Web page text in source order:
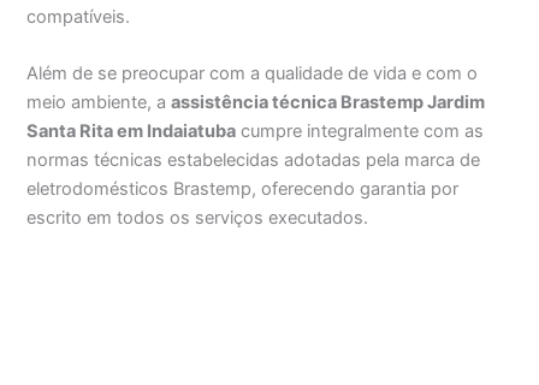
compatíveis.
Além de se preocupar com a qualidade de vida e com o
meio ambiente, aassistência técnica Brastemp Jardim
Santa Rita em Indaiatuba cumpre integralmente com as
normas técnicas estabelecidas adotadas pela marca de
eletrodomésticos Brastemp, oferecendo garantia por
escrito em todos os serviços executados.